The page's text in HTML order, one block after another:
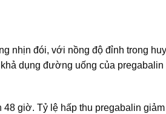
nhịn đói, với nồng độ đỉnh trong
dụng đường uống của
giờ. Tỷ lệ hấp thu pregabalin